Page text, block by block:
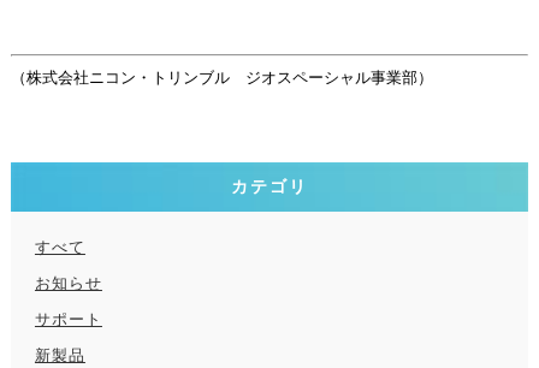
（株式会社ニコン・トリンブル ジオスペーシャル事業部）
カテゴリ
すべて
お知らせ
サポート
新製品